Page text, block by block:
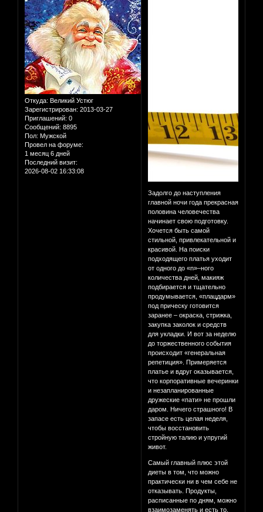
Откуда: Великий Устюг
Зарегистрирован: 2013-03-27
Приглашений: 0
Сообщений: 8895
Пол: Мужской
Провел на форуме:
1 месяц 6 дней
Последний визит:
2026-08-02 16:33:08
Задолго до наступления
главной ночи года прекрасная
половина человечества
начинает свою подготовку.
Хочется быть самой
стильной, привлекательной и
красивой. На поиски
подходящего платья уходит
от одного до «n»–ного
количества дней, макияж
подбирается и тщательно
продумывается, «плацдарм»
под прическу готовится
заранее – окраска, стрижка,
закупка заколок и средств
для укладки. И вот за неделю
до торжественного события
происходит «генеральная
репетиция». Примеряется
платье и вдруг оказывается,
что корпоративные вечеринки
и незапланированные
дружеские «пати» не прошли
даром. Ничего страшного! В
запасе есть целая неделя,
чтобы восстановить
стройную талию и упругий
живот.
Самый главный плюс этой
диеты в том, что можно
практически ни в чем себе не
отказывать. Продукты,
расписанные по дням, можно
взаимозаменять и есть то,